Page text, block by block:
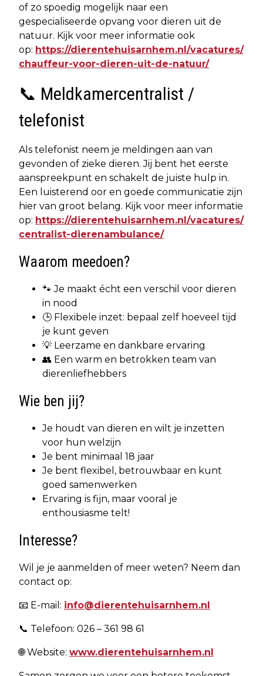
of zo spoedig mogelijk naar een
gespecialiseerde opvang voor dieren uit de
natuur. Kijk voor meer informatie ook
op: https://dierentehuisarnhem.nl/vacatures/
chauffeur-voor-dieren-uit-de-natuur/
📞 Meldkamercentralist /
telefonist
Als telefonist neem je meldingen aan van
gevonden of zieke dieren. Jij bent het eerste
aanspreekpunt en schakelt de juiste hulp in.
Een luisterend oor en goede communicatie zijn
hier van groot belang. Kijk voor meer informatie
op: https://dierentehuisarnhem.nl/vacatures/
centralist-dierenambulance/
Waarom meedoen?
🐾 Je maakt écht een verschil voor dieren
in nood
🕒 Flexibele inzet: bepaal zelf hoeveel tijd
je kunt geven
💡 Leerzame en dankbare ervaring
👥 Een warm en betrokken team van
dierenliefhebbers
Wie ben jij?
Je houdt van dieren en wilt je inzetten
voor hun welzijn
Je bent minimaal 18 jaar
Je bent flexibel, betrouwbaar en kunt
goed samenwerken
Ervaring is fijn, maar vooral je
enthousiasme telt!
Interesse?
Wil je je aanmelden of meer weten? Neem dan
contact op:
📧 E-mail: info@dierentehuisarnhem.nl
📞 Telefoon: 026 – 361 98 61
🌐 Website: www.dierentehuisarnhem.nl